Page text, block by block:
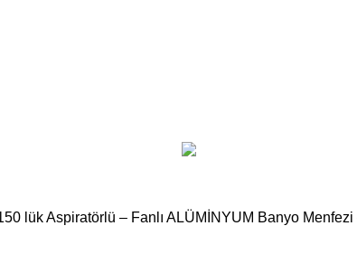
lük Aspiratörlü – Fanlı ALÜMİNYUM Banyo